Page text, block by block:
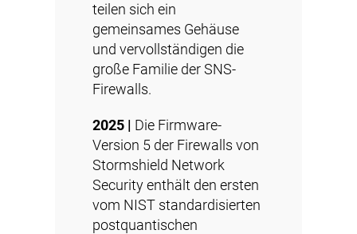
teilen sich ein
gemeinsames Gehäuse
und vervollständigen die
große Familie der SNS-
Firewalls.
2025 | Die Firmware-
Version 5 der Firewalls von
Stormshield Network
Security enthält den ersten
vom NIST standardisierten
postquantischen